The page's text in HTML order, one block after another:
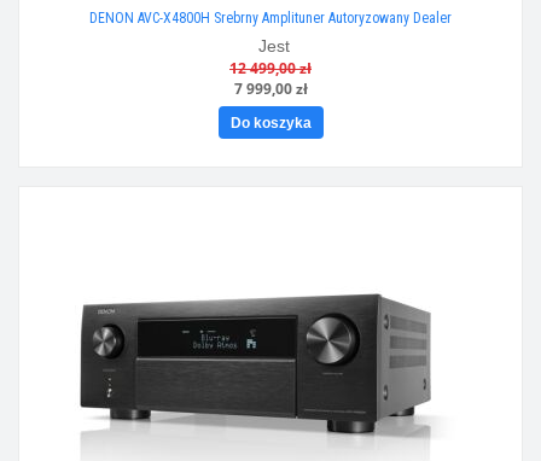
DENON AVC-X4800H Srebrny Amplituner Autoryzowany Dealer
Jest
12 499,00 zł
7 999,00 zł
Do koszyka